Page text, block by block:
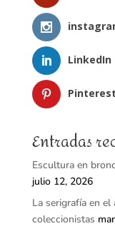
LinkedIn
Pinterest
Entradas
Escultura en
julio 12, 2026
La serigrafía en
coleccionistas